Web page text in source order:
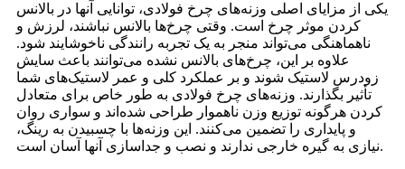
یکی از مزایای اصلی وزنه‌های چرخ فولادی، توانایی آنها در بالانس
کردن موثر چرخ است. وقتی چرخ‌ها بالانس نباشند، لرزش و
ناهماهنگی می‌تواند منجر به یک تجربه رانندگی ناخوشایند شود.
علاوه بر این، چرخ‌های بالانس نشده می‌توانند باعث سایش
زودرس لاستیک شوند و بر عملکرد کلی و عمر لاستیک‌های شما
تأثیر بگذارند. وزنه‌های چرخ فولادی به طور خاص برای متعادل
کردن هرگونه توزیع وزن ناهموار طراحی شده‌اند و سواری روان
و پایداری را تضمین می‌کنند. این وزنه‌ها با چسبیدن به رینگ،
نیازی به گیره خارجی ندارند و نصب و جداسازی آنها آسان است.